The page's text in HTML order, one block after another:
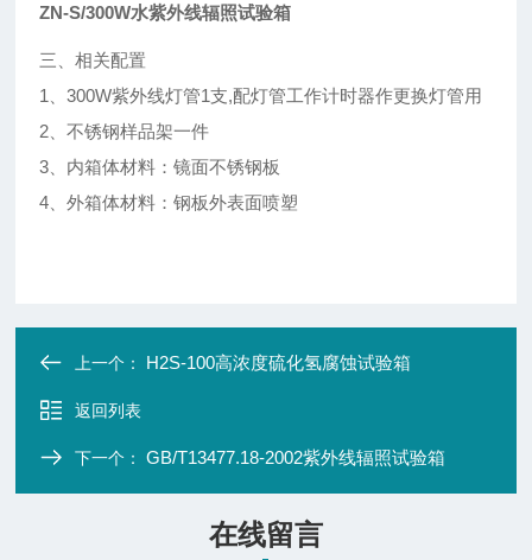
ZN-S/300W水紫外线辐照试验箱
三、相关配置
1、300W紫外线灯管1支,配灯管工作计时器作更换灯管用
2、不锈钢样品架一件
3、内箱体材料：镜面不锈钢板
4、外箱体材料：钢板外表面喷塑
上一个： H2S-100高浓度硫化氢腐蚀试验箱
返回列表
下一个：GB/T13477.18-2002紫外线辐照试验箱
在线留言